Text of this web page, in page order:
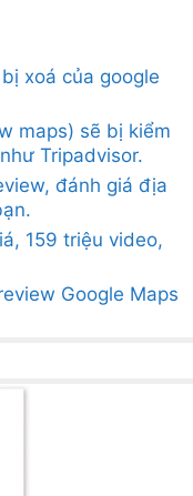
xoá của google
maps) sẽ bị kiểm
Tripadvisor.
đánh giá địa
159 triệu video,
Google Maps